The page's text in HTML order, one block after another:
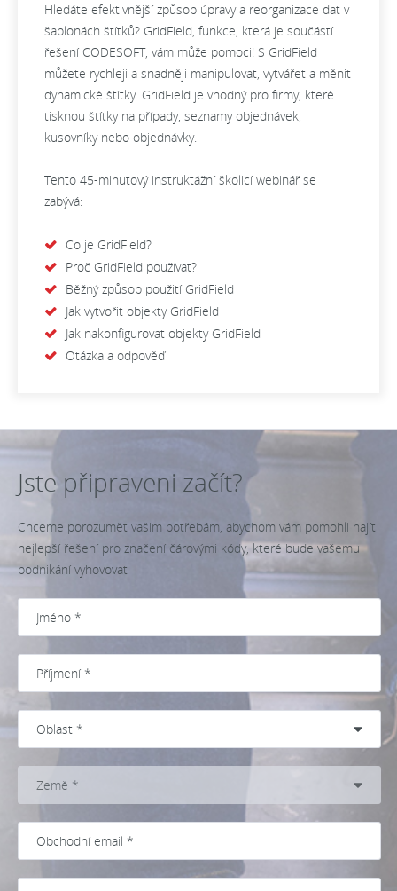
Hledáte efektivnější způsob úpravy a reorganizace dat v
šablonách štítků? GridField, funkce, která je součástí
řešení CODESOFT, vám může pomoci! S GridField
můžete rychleji a snadněji manipulovat, vytvářet a měnit
dynamické štítky. GridField je vhodný pro firmy, které
tisknou štítky na případy, seznamy objednávek,
kusovníky nebo objednávky.
Tento 45-minutový instruktážní školicí webinář se
zabývá:
Co je GridField?
Proč GridField používat?
Běžný způsob použití GridField
Jak vytvořit objekty GridField
Jak nakonfigurovat objekty GridField
Otázka a odpověď
Jste připraveni začít?
Chceme porozumět vašim potřebám, abychom vám pomohli najít
nejlepší řešení pro značení čárovými kódy, které bude vašemu
podnikání vyhovovat